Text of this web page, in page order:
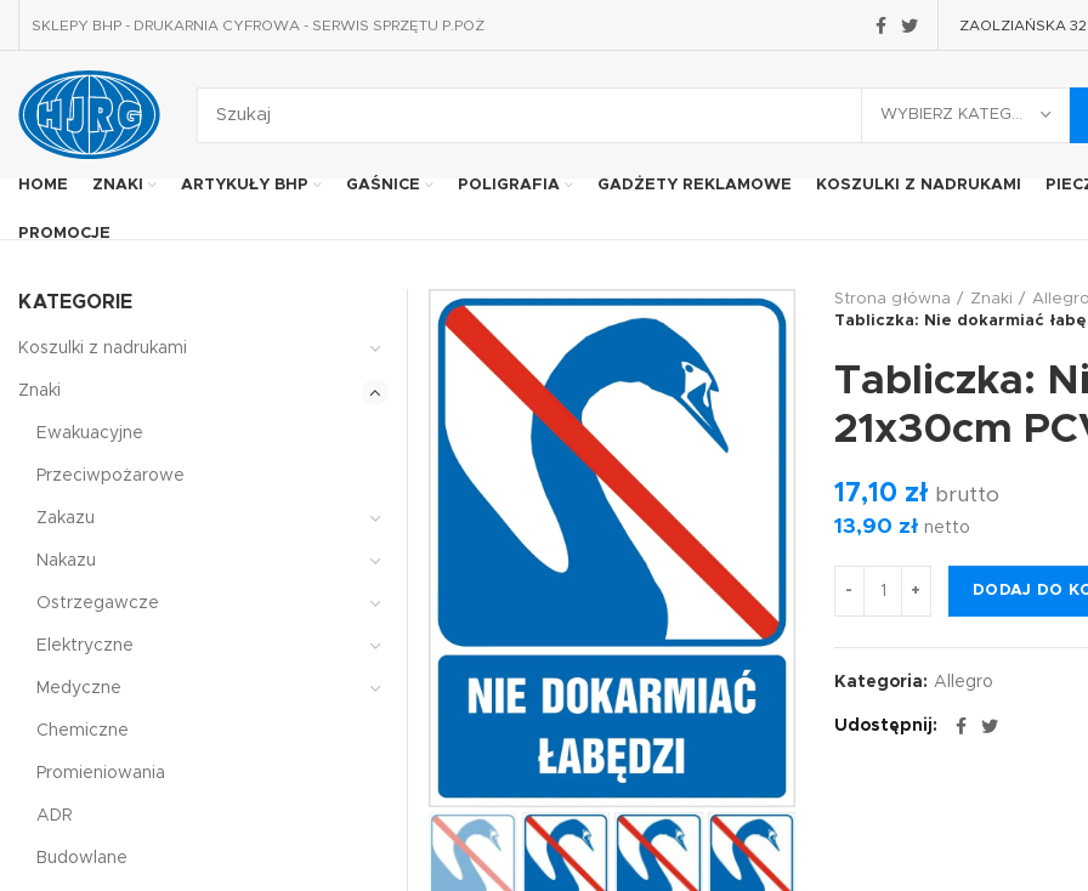
SKLEPY BHP - DRUKARNIA CYFROWA - SERWIS SPRZĘTU P.POŻ ZAOLZIAŃSKA
HOME ZNAKI ARTYKUŁY BHP GAŚNICE POLIGRAFIA GADŻETY REKLAMOWE KOSZULKI Z NADRUKAMI
PROMOCJE
Strona główna Znaki
Allegro
Tabliczka: Nie dokarmiać
Tabliczka:
21x30cm
17,10 zł brutto
13,90 zł netto
DODAJ DO
Kategoria: Allegro
Udostępnij
KATEGORIE
Koszulki z nadrukami
Znaki
Ewakuacyjne
Przeciwpożarowe
Zakazu
Nakazu
Ostrzegawcze
Elektryczne
Medyczne
Chemiczne
Promieniowania
ADR
Budowlane